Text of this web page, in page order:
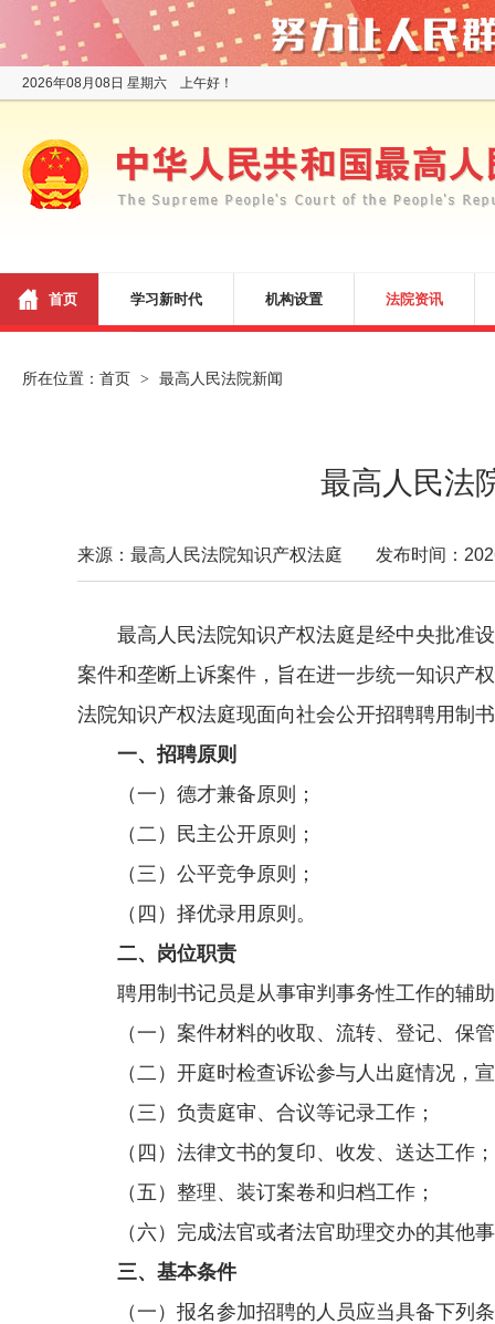
2026年08月08日 星期六 上午好！
首页 学习新时代 机构设置 法院资讯
所在位置： 首页 > 最高人民法院新闻
最高人民法
来源：最高人民法院知识产权法庭 发布时间：
最高人民法院知识产权法庭是经中央批准设
案件和垄断上诉案件，旨在进一步统一知识产
法院知识产权法庭现面向社会公开招聘聘用制
一、招聘原则
（一）德才兼备原则；
（二）民主公开原则；
（三）公平竞争原则；
（四）择优录用原则。
二、岗位职责
聘用制书记员是从事审判事务性工作的辅助
（一）案件材料的收取、流转、登记、保
（二）开庭时检查诉讼参与人出庭情况，宣
（三）负责庭审、合议等记录工作；
（四）法律文书的复印、收发、送达工作；
（五）整理、装订案卷和归档工作；
（六）完成法官或者法官助理交办的其他事
三、基本条件
（一）报名参加招聘的人员应当具备下列